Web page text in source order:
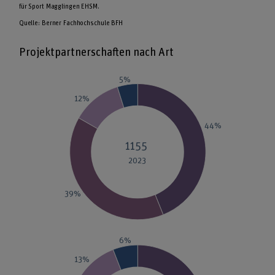
für Sport Magglingen EHSM.
Quelle: Berner Fachhochschule BFH
Projektpartnerschaften nach Art
1155
2023
44%
39%
12%
5%
13%
6%